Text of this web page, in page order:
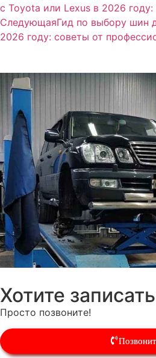
с Toyota или Lexus в 2026
СледующаяГид по выбору шин
2026 году: советы от
Хотите
Просто позвоните!